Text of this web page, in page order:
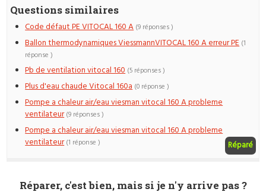
Questions similaires
Code défaut PE VITOCAL 160 A (9 réponses )
Ballon thermodynamiques ViessmannVITOCAL 160 A erreur PE (1
réponse )
Pb de ventilation vitocal 160 (5 réponses )
Plus d'eau chaude Vitocal 160a (0 réponse )
Pompe a chaleur air/eau viesman vitocal 160 A probleme
ventilateur (9 réponses )
Pompe a chaleur air/eau viesman vitocal 160 A probleme
ventilateur
Réparé
(1 réponse )
Réparer, c'est bien, mais si je n'y arrive pas ?